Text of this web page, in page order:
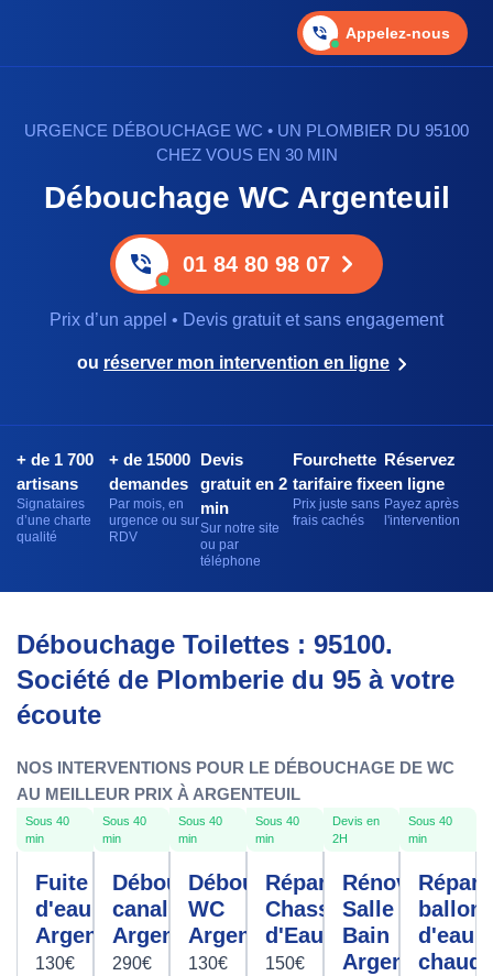
Appelez-nous
URGENCE DÉBOUCHAGE WC • UN PLOMBIER DU 95100
CHEZ VOUS EN 30 MIN
Débouchage WC Argenteuil
01 84 80 98 07
Prix d’un appel • Devis gratuit et sans engagement
ou réserver mon intervention en ligne
+ de 1 700
artisans
Signataires
d’une charte
qualité
+ de 15000
demandes
Par mois, en
urgence ou sur
RDV
Devis
gratuit en 2
min
Sur notre site
ou par
téléphone
Fourchette
tarifaire fixe
Prix juste sans
frais cachés
Réservez
en ligne
Payez après
l'intervention
Débouchage Toilettes : 95100.
Société de Plomberie du 95 à votre
écoute
NOS INTERVENTIONS POUR LE DÉBOUCHAGE DE WC
AU MEILLEUR PRIX À ARGENTEUIL
Sous 40
min
Fuite
d'eau
Argenteuil
130€
Sous 40
min
Débouchage
canalisation
Argenteuil
290€
Sous 40
min
Débouchage
WC
Argenteuil
130€
Sous 40
min
Réparation
Chasse
d'Eau
150€
Devis en
2H
Rénovation
Salle De
Bain
Argenteuil
Sous 40
min
ballon
d'eau